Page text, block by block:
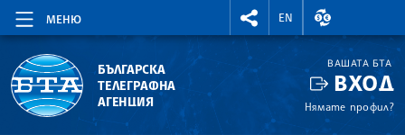
МЕНЮ
RIGHTMENU.SOCIAL
EN
ВАЛУТНИ
БЪЛГАРСКА
ТЕЛЕГРАФНА
АГЕНЦИЯ
ВАШАТА БТА
ВХОД
Нямате профил?